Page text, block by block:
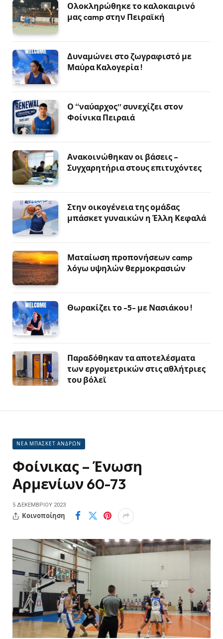
Ολοκληρώθηκε το καλοκαιρινό
μας camp στην Πειραϊκή
Δυναμώνει στο ζωγραφιστό με
Μαύρα Καλογερία !
Ο “ναύαρχος” συνεχίζει στον
Φοίνικα Πειραιά
Ανακοινώθηκαν οι βάσεις –
Συγχαρητήρια στους επιτυχόντες
Στην οικογένεια της ομάδας
μπάσκετ γυναικών η Έλλη Κεφαλά
Ματαίωση προπονήσεων camp
λόγω υψηλών θερμοκρασιών
Θωρακίζει το -5- με Νασιάκου !
Παραδόθηκαν τα αποτελέσματα
των εργομετρικών στις αθλήτριες
του βόλεϊ
ΝΕΑ ΜΠΑΣΚΕΤ ΑΝΔΡΩΝ
Φοίνικας – Ένωση
Αρμενίων 60-73
5 ΔΕΚΕΜΒΡΊΟΥ 2023
Κοινοποίηση